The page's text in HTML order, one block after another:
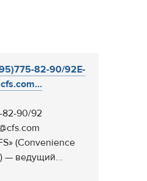
82-90/92E-
82-90/92
(Convenience
— ведущий...